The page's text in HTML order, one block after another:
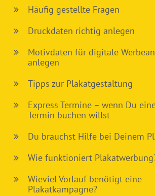
Häufig gestellte Fragen
Druckdaten richtig anlegen
Motivdaten für digitale
anlegen
Tipps zur Plakatgestaltung
Express Termine – wenn Du
Termin buchen willst
Du brauchst Hilfe bei Deinem
Wie funktioniert
Wieviel Vorlauf benötigt eine
Plakatkampagne?